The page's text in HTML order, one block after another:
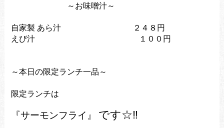
～お味噌汁～
自家製 あら汁 ２４８円
えび汁 １００円
～本日の限定ランチ一品～
限定ランチは
『サーモンフライ』 です☆‼